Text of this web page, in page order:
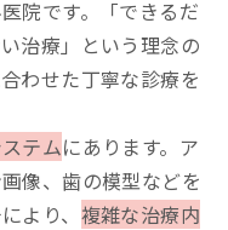
院です。「できるだ
治療」という理念の
わせた丁寧な診療を
テムにあります。ア
像、歯の模型などを
より、 複雑な治療内